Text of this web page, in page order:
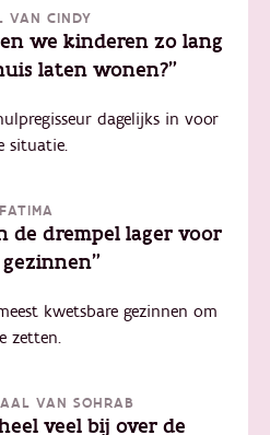
VAN CINDY
we kinderen zo lang
laten wonen?"
dagelijks in voor
situatie.
de drempel lager voor
kwetsbare gezinnen om
zetten.
VAN SOHRAB
veel bij over de